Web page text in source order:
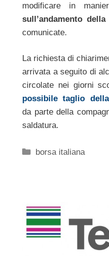
modificare in
sull’andamento
comunicate.
La richiesta di
arrivata a seguito di
circolate nei giorni
possibile taglio
da parte della
saldatura.
Categorie
borsa italiana